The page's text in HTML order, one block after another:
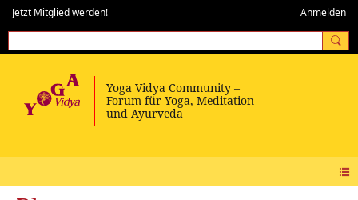
Jetzt Mitglied werden! Anmelden